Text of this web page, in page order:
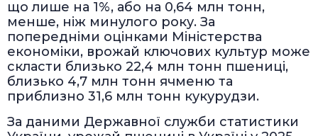
що лише на 1%, або на 0,64 млн тонн,
менше, ніж минулого року. За
попередніми оцінками Міністерства
економіки, врожай ключових культур може
скласти близько 22,4 млн тонн пшениці,
близько 4,7 млн тонн ячменю та
приблизно 31,6 млн тонн кукурудзи.
За даними Державної служби статистики